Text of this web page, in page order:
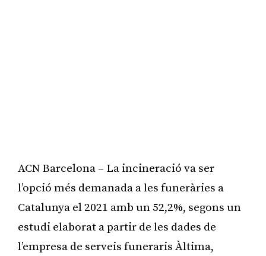
ACN Barcelona – La incineració va ser
l’opció més demanada a les funeràries a
Catalunya el 2021 amb un 52,2%, segons un
estudi elaborat a partir de les dades de
l’empresa de serveis funeraris Àltima,